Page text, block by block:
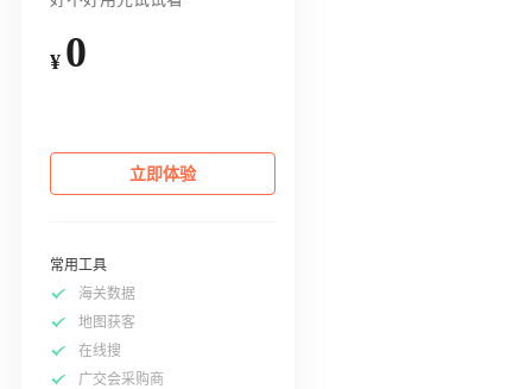
¥ 0
立即体验
常用工具
海关数据
地图获客
在线搜
广交会采购商